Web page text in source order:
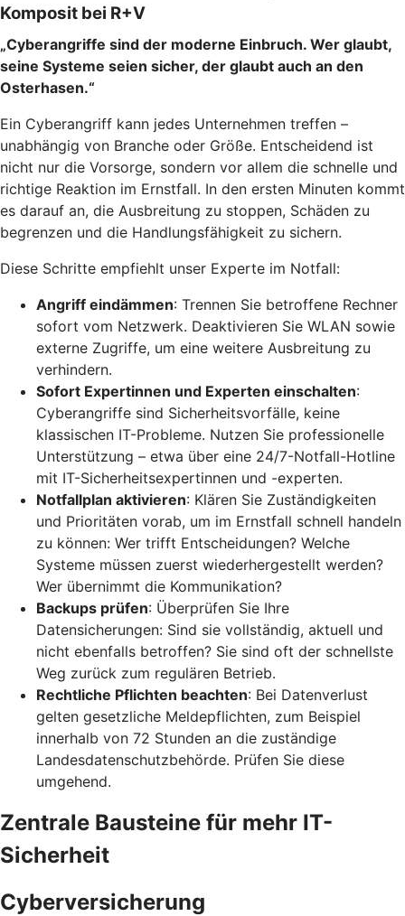
Komposit bei R+V
„Cyberangriffe sind der moderne Einbruch. Wer glaubt,
seine Systeme seien sicher, der glaubt auch an den
Osterhasen.“
Ein Cyberangriff kann jedes Unternehmen treffen –
unabhängig von Branche oder Größe. Entscheidend ist
nicht nur die Vorsorge, sondern vor allem die schnelle und
richtige Reaktion im Ernstfall. In den ersten Minuten kommt
es darauf an, die Ausbreitung zu stoppen, Schäden zu
begrenzen und die Handlungsfähigkeit zu sichern.
Diese Schritte empfiehlt unser Experte im Notfall:
Angriff eindämmen: Trennen Sie betroffene Rechner
sofort vom Netzwerk. Deaktivieren Sie WLAN sowie
externe Zugriffe, um eine weitere Ausbreitung zu
verhindern.
Sofort Expertinnen und Experten einschalten:
Cyberangriffe sind Sicherheitsvorfälle, keine
klassischen IT-Probleme. Nutzen Sie professionelle
Unterstützung – etwa über eine 24/7-Notfall-Hotline
mit IT-Sicherheitsexpertinnen und -experten.
Notfallplan aktivieren: Klären Sie Zuständigkeiten
und Prioritäten vorab, um im Ernstfall schnell handeln
zu können: Wer trifft Entscheidungen? Welche
Systeme müssen zuerst wiederhergestellt werden?
Wer übernimmt die Kommunikation?
Backups prüfen: Überprüfen Sie Ihre
Datensicherungen: Sind sie vollständig, aktuell und
nicht ebenfalls betroffen? Sie sind oft der schnellste
Weg zurück zum regulären Betrieb.
Rechtliche Pflichten beachten: Bei Datenverlust
gelten gesetzliche Meldepflichten, zum Beispiel
innerhalb von 72 Stunden an die zuständige
Landesdatenschutzbehörde. Prüfen Sie diese
umgehend.
Zentrale Bausteine für mehr IT-
Sicherheit
Cyberversicherung